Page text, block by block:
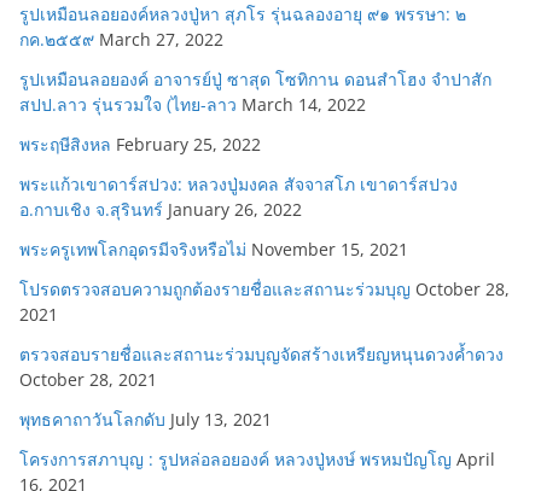
รูปเหมือนลอยองค์หลวงปู่หา สุภโร รุ่นฉลองอายุ ๙๑ พรรษา: ๒
กค.๒๕๕๙ March 27, 2022
รูปเหมือนลอยองค์ อาจารย์ปู่ ซาสุด โซทิกาน ดอนสำโฮง จำปาสัก
สปป.ลาว รุ่นรวมใจ (ไทย-ลาว March 14, 2022
พระฤษีสิงหล February 25, 2022
พระแก้วเขาดาร์สปวง: หลวงปู่มงคล สัจจาสโภ เขาดาร์สปวง
อ.กาบเชิง จ.สุรินทร์ January 26, 2022
พระครูเทพโลกอุดรมีจริงหรือไม่ November 15, 2021
โปรดตรวจสอบความถูกต้องรายชื่อและสถานะร่วมบุญ October 28,
2021
ตรวจสอบรายชื่อและสถานะร่วมบุญจัดสร้างเหรียญหนุนดวงค้ำดวง
October 28, 2021
พุทธคาถาวันโลกดับ July 13, 2021
โครงการสภาบุญ : รูปหล่อลอยองค์ หลวงปู่หงษ์ พรหมปัญโญ April
16, 2021